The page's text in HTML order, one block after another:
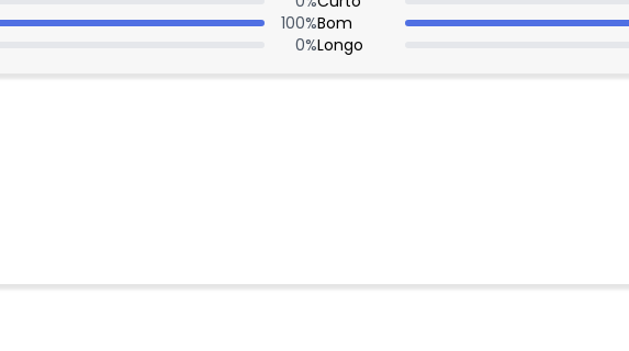
100%
0%
Bom
Longo